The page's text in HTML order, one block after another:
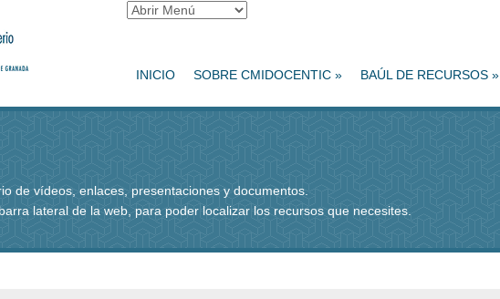
INICIO SOBRE CMIDOCENTIC » BAÚL DE RECURSOS »
de vídeos, enlaces, presentaciones y documentos.
lateral de la web, para poder localizar los recursos que necesites.